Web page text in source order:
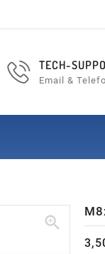
TECH-
Email &
